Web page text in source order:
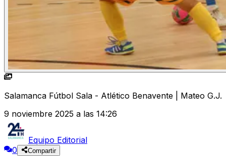
Salamanca Fútbol Sala - Atlético Benavente | Mateo G.J.
9 noviembre 2025 a las 14:26
Equipo Editorial
0
Compartir